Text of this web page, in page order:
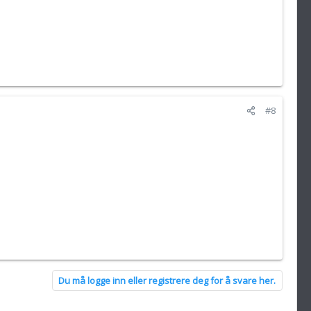
#8
Du må logge inn eller registrere deg for å svare her.